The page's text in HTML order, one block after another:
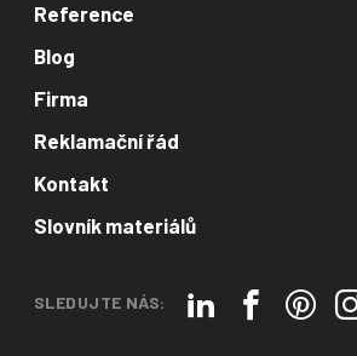
Reference
Blog
Firma
Reklamační řád
Kontakt
Slovník materiálů
SLEDUJTE NÁS: